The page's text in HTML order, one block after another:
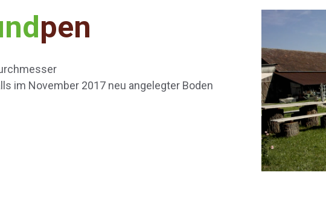
pen
im November 2017 neu angelegter Boden